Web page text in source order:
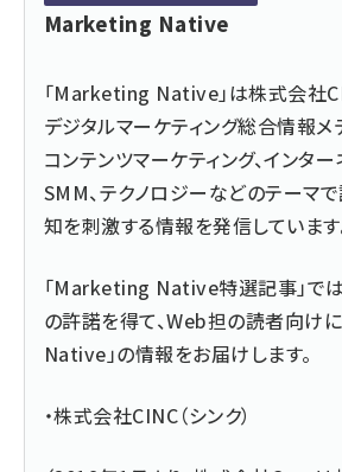
Marketing Native
「Marketing Native」は株式会社
デジタルマーケティング総合情報メ
コンテンツマーケティング、インター
SMM、テクノロジーなどのテーマ
知を刺激する情報を発信しています
「Marketing Native特選記事」で
の許諾を得て、Web担の読者向け
Native」の情報をお届けします。
・株式会社CINC（シンク）